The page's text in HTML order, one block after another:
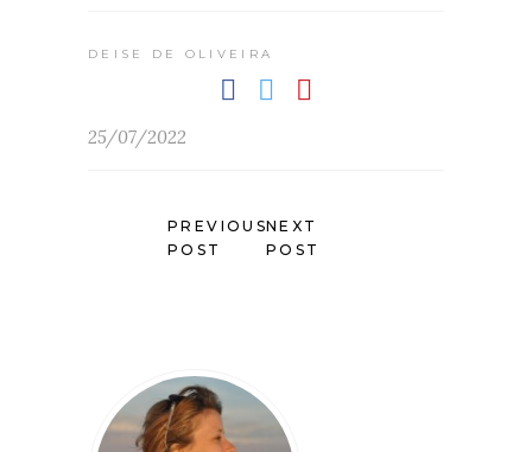
DEISE DE OLIVEIRA
25/07/2022
PREVIOUS
POST
NEXT
POST